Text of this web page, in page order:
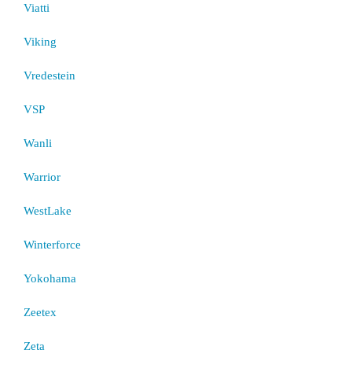
Viatti
Viking
Vredestein
VSP
Wanli
Warrior
WestLake
Winterforce
Yokohama
Zeetex
Zeta